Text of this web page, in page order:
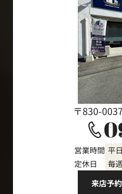
〒830-
営業時間 平
定休日
毎
来店予